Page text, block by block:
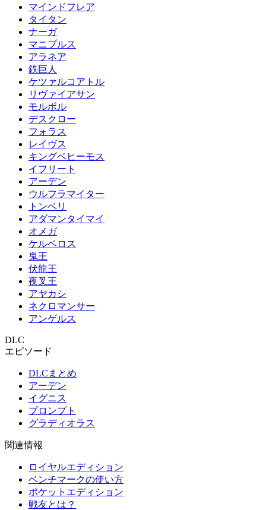
マインドフレア
タイタン
ナーガ
マニプルス
アラネア
鉄巨人
ケツァルコアトル
リヴァイアサン
モルボル
デスクロー
フォラス
レイヴス
キングベヒーモス
イフリート
アーデン
ウルフラマイター
トンベリ
アダマンタイマイ
オメガ
ケルベロス
鬼王
伏龍王
夜叉王
アヤカシ
ネクロマンサー
アンゲルス
DLC
エピソード
DLCまとめ
アーデン
イグニス
プロンプト
グラディオラス
関連情報
ロイヤルエディション
ベンチマークの使い方
ポケットエディション
戦友とは？